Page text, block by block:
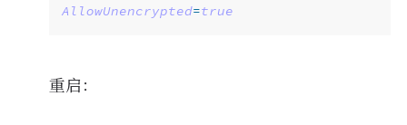
AllowUnencrypted=true
重启：